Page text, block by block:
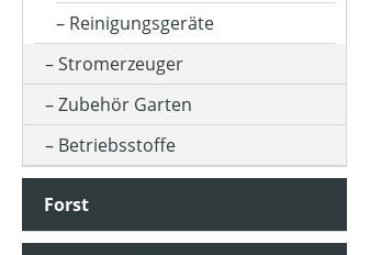
MOTORLEISTUNG (IN KW)
MOTORTYP (HERSTELLERBEZEICHNUNG)
NENNSPANNUNG (IN V)
Reinigungsgeräte
Stromerzeuger
Zubehör Garten
Betriebsstoffe
Forst